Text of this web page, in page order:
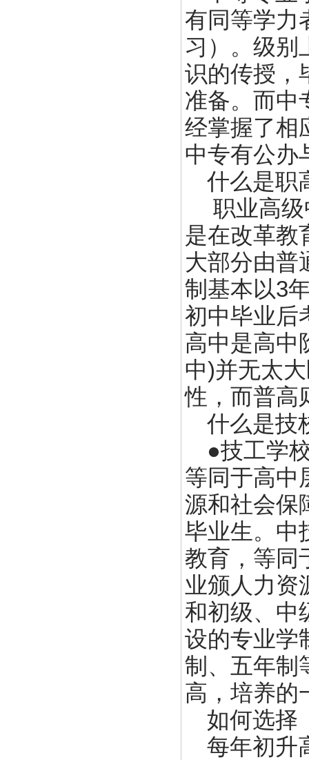
有同等学力
习）。级别
识的传授，
准备。而中
经掌握了相
中专有公办
什么是职
职业高级
是在改革教
大部分由普
制基本以3
初中毕业后
高中是高中
中)并无太
性，而普高
什么是技
●技工学
等同于高中
源和社会保
毕业生。中
教育，等同
业颁人力资
和初级、中
设的专业学
制、五年制
高，培养的
如何选择
每年初升